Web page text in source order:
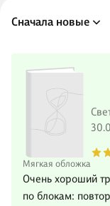
Сначала новые
Мягкая обложка
Очень хороший
по блокам: